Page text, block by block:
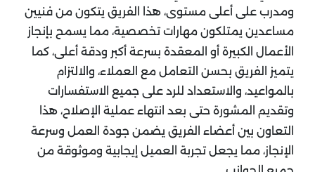
ومدرب على أعلى مستوى، هذا الفريق يتكون من فنيين
مساعدين يمتلكون مهارات تخصصية، مما يسمح بإنجاز
الأعمال الكبيرة أو المعقدة بسرعة أكبر ودقة أعلى، كما
يتميز الفريق بحسن التعامل مع العملاء، والالتزام
بالمواعيد، والاستعداد للرد على جميع الاستفسارات
وتقديم المشورة حتى بعد انتهاء عملية الإصلاح، هذا
التعاون بين أعضاء الفريق يضمن جودة العمل وسرعة
الإنجاز، مما يجعل تجربة العميل إيجابية وموثوقة من